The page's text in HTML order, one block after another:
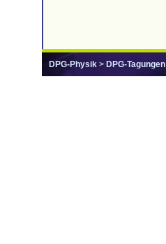
DPG-Physik > DPG-Tagungen